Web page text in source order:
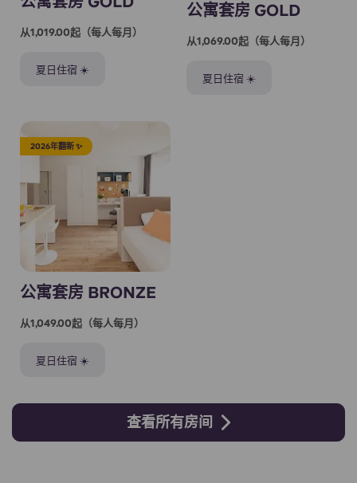
从1,019.00起（每人每月）
夏日住宿 ☀️
公寓套房 GOLD
从1,069.00起（每人每月）
夏日住宿 ☀️
2026年翻新 ✨
公寓套房 BRONZE
从1,049.00起（每人每月）
夏日住宿 ☀️
查看所有房间